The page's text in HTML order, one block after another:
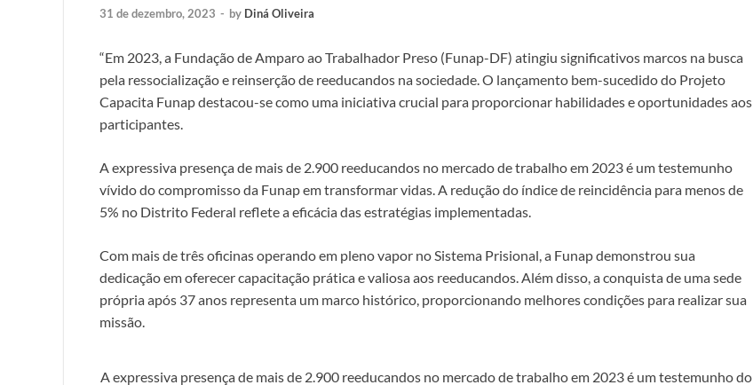
31 de dezembro, 2023 - by Diná Oliveira
“Em 2023, a Fundação de Amparo ao Trabalhador Preso (Funap-DF) atingiu significativos marcos na busca
pela ressocialização e reinserção de reeducandos na sociedade. O lançamento bem-sucedido do Projeto
Capacita Funap destacou-se como uma iniciativa crucial para proporcionar habilidades e oportunidades aos
participantes.
A expressiva presença de mais de 2.900 reeducandos no mercado de trabalho em 2023 é um testemunho
vívido do compromisso da Funap em transformar vidas. A redução do índice de reincidência para menos de
5% no Distrito Federal reflete a eficácia das estratégias implementadas.
Com mais de três oficinas operando em pleno vapor no Sistema Prisional, a Funap demonstrou sua
dedicação em oferecer capacitação prática e valiosa aos reeducandos. Além disso, a conquista de uma sede
própria após 37 anos representa um marco histórico, proporcionando melhores condições para realizar sua
missão.
A expressiva presença de mais de 2.900 reeducandos no mercado de trabalho em 2023 é um testemunho do